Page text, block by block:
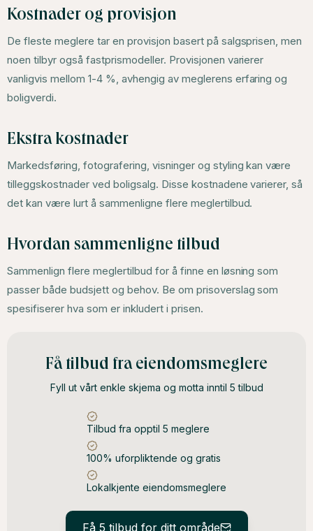
Kostnader og provisjon
De fleste meglere tar en provisjon basert på salgsprisen, men
noen tilbyr også fastprismodeller. Provisjonen varierer
vanligvis mellom 1-4 %, avhengig av meglerens erfaring og
boligverdi.
Ekstra kostnader
Markedsføring, fotografering, visninger og styling kan være
tilleggskostnader ved boligsalg. Disse kostnadene varierer, så
det kan være lurt å sammenligne flere meglertilbud.
Hvordan sammenligne tilbud
Sammenlign flere meglertilbud for å finne en løsning som
passer både budsjett og behov. Be om prisoverslag som
spesifiserer hva som er inkludert i prisen.
Få tilbud fra eiendomsmeglere
Fyll ut vårt enkle skjema og motta inntil 5 tilbud
Tilbud fra opptil 5 meglere
100% uforpliktende og gratis
Lokalkjente eiendomsmeglere
Få 5 tilbud for ditt område